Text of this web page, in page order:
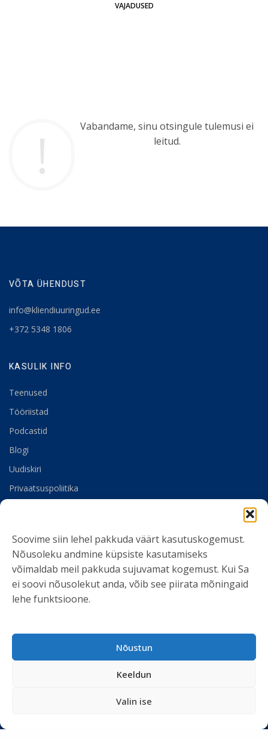
Soovime siin lehel pakkuda väärt kasutuskogemust.
Nõusoleku andmine küpsiste kasutamiseks
võimaldab meil pakkuda sujuvamat kogemust. Kui Sa
ei soovi nõusolekut anda, võib see piirata mõningaid
lehe funktsioone.
Nõustun
Keeldun
Valin ise
VAJADUSED
Vabandame, sinu otsingule tulemusi ei
leitud.
VÕTA ÜHENDUST
info@kliendiuuringud.ee
+372 5348 1806
KASULIK INFO
Teenused
Tööriistad
Podcastid
Blogi
Uudiskiri
Privaatsuspoliitika
SOTSIAALMEEDIA
Ole kursis meie tegemistega. Peame kinni